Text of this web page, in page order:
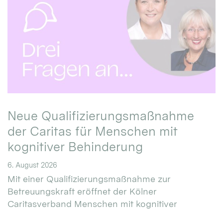
Neue Qualifizierungsmaßnahme
der Caritas für Menschen mit
kognitiver Behinderung
6. August 2026
Mit einer Qualifizierungsmaßnahme zur
Betreuungskraft eröffnet der Kölner
Caritasverband Menschen mit kognitiver